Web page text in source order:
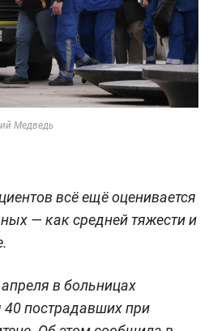
Медведь
всё ещё оценивается
— как средней тяжести и
в больницах
40 пострадавших при